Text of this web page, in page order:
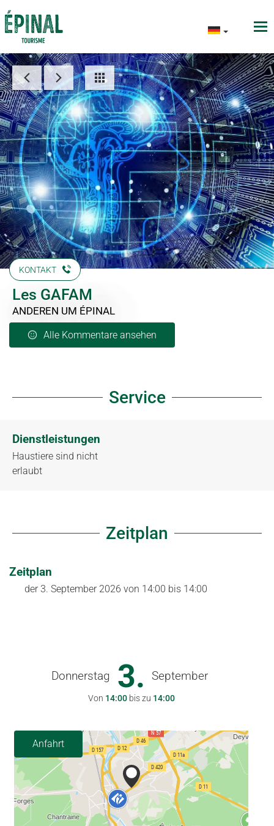
KONTAKT
Les GAFAM
ANDEREN UM ÉPINAL
Alle Kommentare ansehen
Service
Dienstleistungen
Haustiere sind nicht
erlaubt
Zeitplan
Zeitplan
der 3. September 2026 von 14:00 bis 14:00
Donnerstag 3. September
Von 14:00 bis zu 14:00
Anfahrt